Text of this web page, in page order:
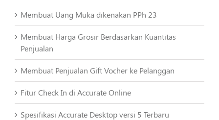
Membuat Uang Muka dikenakan PPh 23
Membuat Harga Grosir Berdasarkan Kuantitas
Penjualan
Membuat Penjualan Gift Vocher ke Pelanggan
Fitur Check In di Accurate Online
Spesifikasi Accurate Desktop versi 5 Terbaru